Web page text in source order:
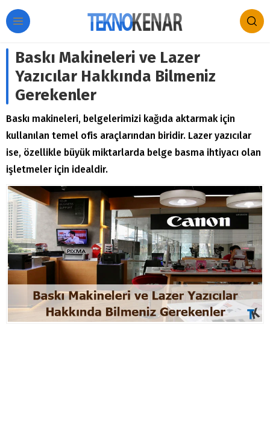
Baskı Makineleri ve Lazer
Yazıcılar Hakkında Bilmeniz
Gerekenler
Baskı makineleri, belgelerimizi kağıda aktarmak için
kullanılan temel ofis araçlarından biridir. Lazer yazıcılar
ise, özellikle büyük miktarlarda belge basma ihtiyacı olan
işletmeler için idealdir.